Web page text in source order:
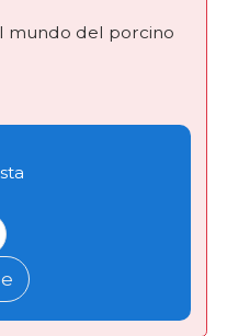
mundo del porcino